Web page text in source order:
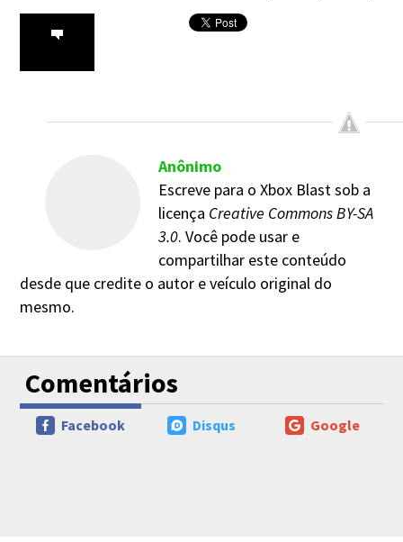
Anônimo
Escreve para o Xbox Blast sob a
licença Creative Commons BY-SA
3.0. Você pode usar e
compartilhar este conteúdo
desde que credite o autor e veículo original do
mesmo.
Comentários
Google
Disqus
Facebook